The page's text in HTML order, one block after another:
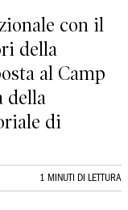
con il
della
al Camp
della
di
1 MINUTI DI LETTURA